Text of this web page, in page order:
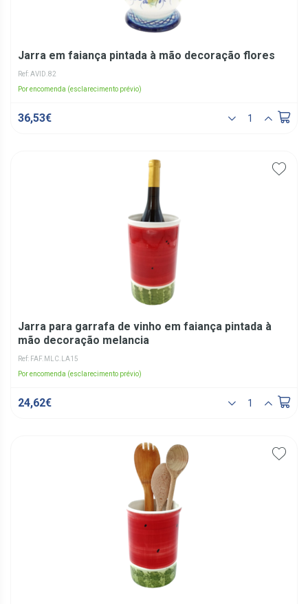
Jarra em faiança pintada à mão decoração flores
Ref: AVID.82
Por encomenda (esclarecimento prévio)
36,53€
Jarra para garrafa de vinho em faiança pintada à
mão decoração melancia
Ref: FAF.MLC.LA15
Por encomenda (esclarecimento prévio)
24,62€